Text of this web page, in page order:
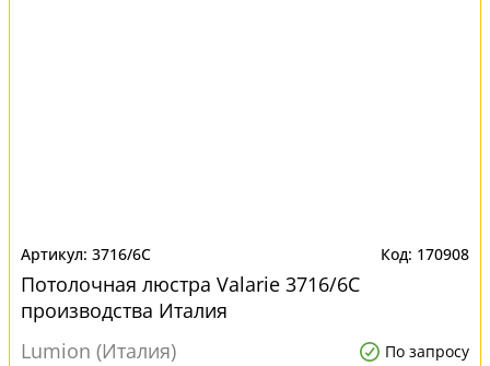
3716/6C 170908
Потолочная люстра Valarie 3716/6C
производства Италия
Lumion (Италия)
По запросу